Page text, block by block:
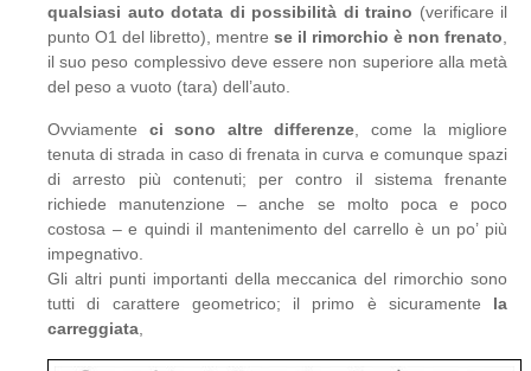
qualsiasi auto dotata di possibilità di traino (verificare il
punto O1 del libretto), mentre se il rimorchio è non frenato
il suo peso complessivo deve essere non superiore alla metà
del peso a vuoto (tara) dell’auto.
Ovviamente ci sono altre differenze , come la migliore
tenuta di strada in caso di frenata in curva e comunque spazi
di arresto più contenuti; per contro il sistema frenante
richiede manutenzione – anche se molto poca e poco
costosa – e quindi il mantenimento del carrello è un po’ più
impegnativo.
Gli altri punti importanti della meccanica del rimorchio sono
tutti di carattere geometrico; il primo è sicuramente la
carreggiata